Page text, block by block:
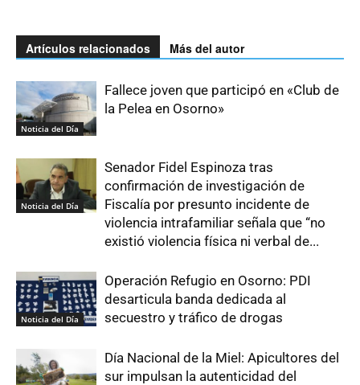
Artículos relacionados Más del autor
Noticia del Día
Fallece joven que participó en «Club de
la Pelea en Osorno»
Noticia del Día
Senador Fidel Espinoza tras
confirmación de investigación de
Fiscalía por presunto incidente de
violencia intrafamiliar señala que “no
existió violencia física ni verbal de...
Noticia del Día
Operación Refugio en Osorno: PDI
desarticula banda dedicada al
secuestro y tráfico de drogas
Día Nacional de la Miel: Apicultores del
sur impulsan la autenticidad del